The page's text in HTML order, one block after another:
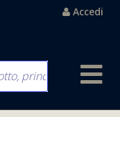
Accedi